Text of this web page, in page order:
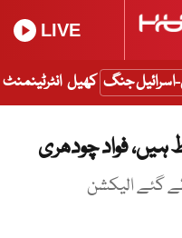
LIVE
اسرائیل جنگ کھیل انٹرٹینمنٹ
فواد چودھری
گئے الیکشن